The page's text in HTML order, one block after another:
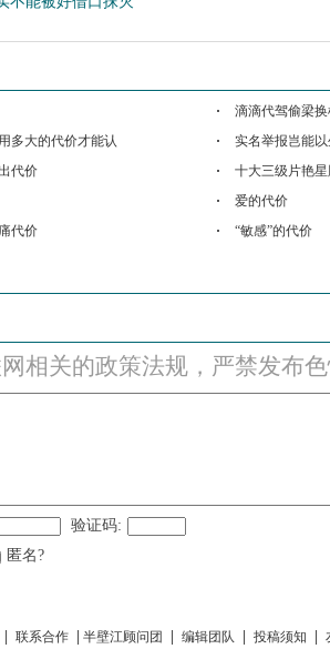
滴滴代驾偷梁
多大的代价才能认
实名举报岂能
代价
十大三级片艳
爱的代价
代价
“敏感”的代价
相关的政策法规，严禁发布
验证码:
匿名?
联系合作 半壁江顾问团 编辑团队 投稿须知